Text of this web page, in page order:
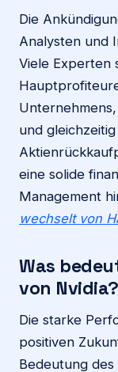
Die
Analysten und
Viele Experten
und
eine solide
Management
wechselt von
Was
von Nvidia?
Die starke
positiven
Bedeutung